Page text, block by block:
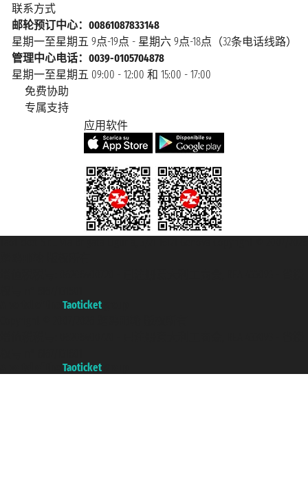
联系方式
邮轮预订中心：00861087833148
星期一至星期五 9点-19点 - 星期六 9点-18点（32条电话线路）
管理中心电话：0039-0105704878
星期一至星期五 09:00 - 12:00 和 15:00 - 17:00
免费协助
专属支持
应用软件
Taoticket
Taoticket